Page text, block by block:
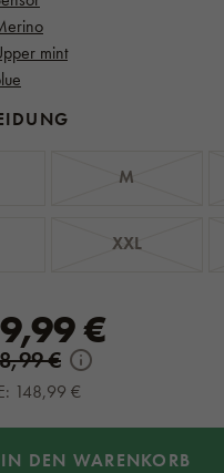
M
XXL
€
€
148,99 €
IN DEN WARENKORB